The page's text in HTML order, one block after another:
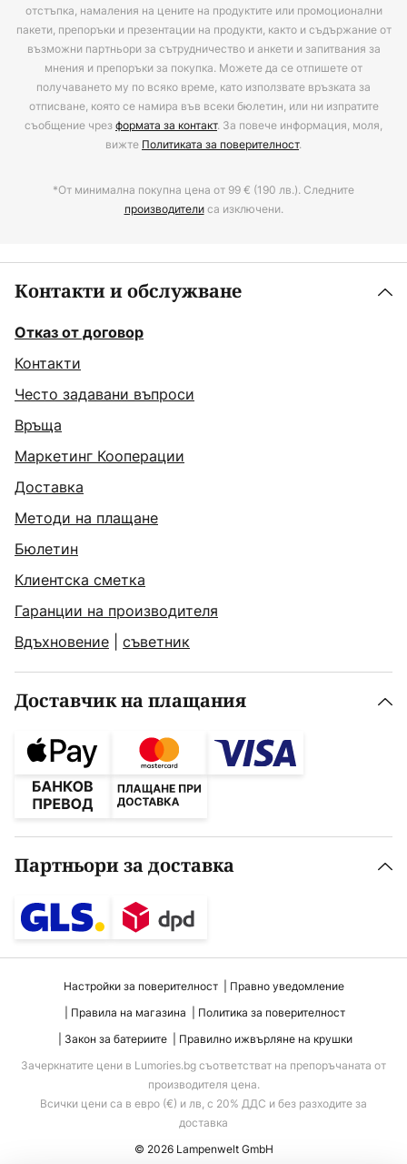
отстъпка, намаления на цените на продуктите или промоционални
пакети, препоръки и презентации на продукти, както и съдържание от
възможни партньори за сътрудничество и анкети и запитвания за
мнения и препоръки за покупка. Можете да се отпишете от
получаването му по всяко време, като използвате връзката за
отписване, която се намира във всеки бюлетин, или ни изпратите
съобщение чрезформата за контакт. За повече информация, моля,
вижте Политиката за поверителност.
*От минимална покупна цена от 99 € (190 лв.). Следните
производителиса изключени.
Контакти и обслужване
Отказ от договор
Контакти
Често задавани въпроси
Връща
Маркетинг Кооперации
Доставка
Методи на плащане
Бюлетин
Клиентска сметка
Гаранции на производителя
Вдъхновение
съветник
Доставчик на плащания
Партньори за доставка
Настройки за поверителност
Правно уведомление
Правила на магазина
Политика за поверителност
Закон за батериите
Правилно ижвърляне на крушки
Зачеркнатите цени в Lumories.bg съответстват на препоръчаната от
производителя цена.
Всички цени са в евро (€) и лв, с 20% ДДС и без разходите за
доставка
© 2026 Lampenwelt GmbH